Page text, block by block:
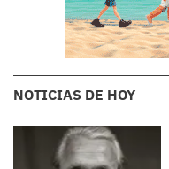
NOTICIAS DE HOY